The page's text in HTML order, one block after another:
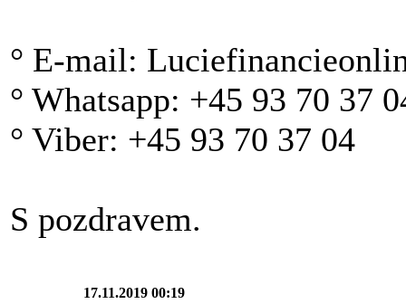
° E-mail:
° Whatsapp: +45 93 70 37
° Viber: +45 93 70 37 04
S pozdravem.
17.11.2019 00:19